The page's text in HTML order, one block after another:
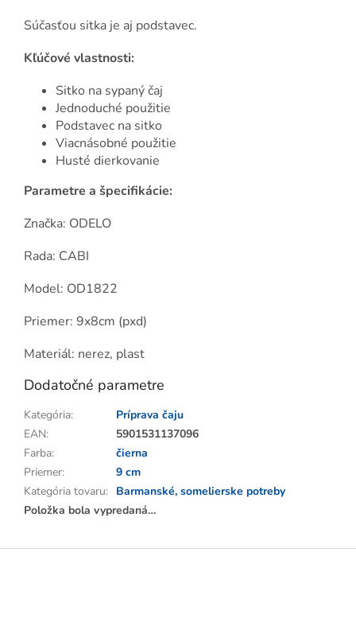
Súčasťou sitka je aj podstavec.
Kľúčové vlastnosti:
Sitko na sypaný čaj
Jednoduché použitie
Podstavec na sitko
Viacnásobné použitie
Husté dierkovanie
Parametre a špecifikácie:
Značka: ODELO
Rada: CABI
Model: OD1822
Priemer: 9x8cm (pxd)
Materiál: nerez, plast
Dodatočné parametre
Kategória:
Príprava čaju
EAN:
5901531137096
Farba:
čierna
Priemer:
9 cm
Kategória tovaru: Barmanské, somelierske potreby
Položka bola vypredaná…
Z